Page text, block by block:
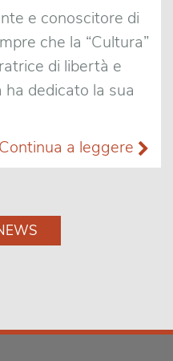
e conoscitore di
che la “Cultura”
di libertà e
ha dedicato la sua
Continua a leggere